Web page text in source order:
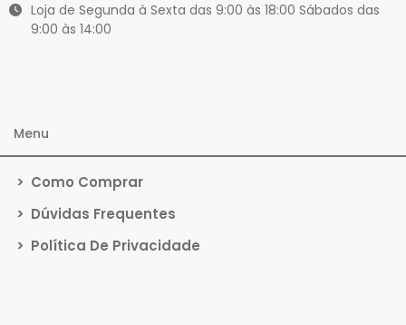
Loja de Segunda à Sexta das 9:00 às 18:00 Sábados das
9:00 às 14:00
Menu
> Como Comprar
> Dúvidas Frequentes
> Política De Privacidade